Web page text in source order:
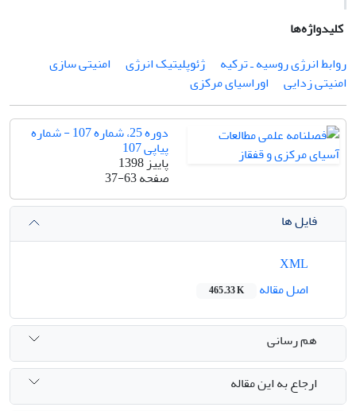
کلیدواژه‌ها
روابط انرژی روسیه ـ ترکیه
ژئوپلیتیک انرژی
امنیتی‏ سازی
امنیتی ‏زدایی
اوراسیای مرکزی
دوره 25، شماره 107 - شماره
پیاپی 107
پاییز 1398
صفحه37-63
فایل ها
اصل مقاله
465.33 K
هم رسانی
ارجاع به این مقاله